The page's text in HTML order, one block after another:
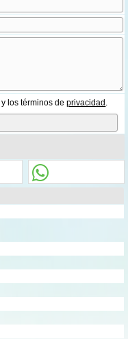
y los términos deprivacidad